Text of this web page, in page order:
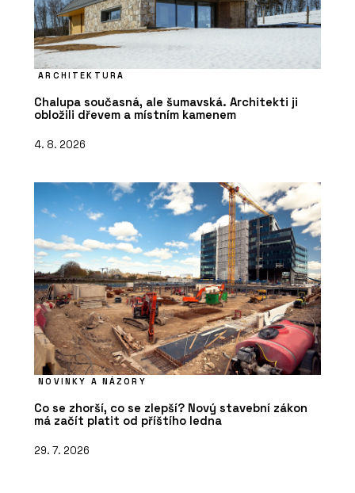
ARCHITEKTURA
Chalupa současná, ale šumavská. Architekti ji
obložili dřevem a místním kamenem
4. 8. 2026
NOVINKY A NÁZORY
Co se zhorší, co se zlepší? Nový stavební zákon
má začít platit od příštího ledna
29. 7. 2026